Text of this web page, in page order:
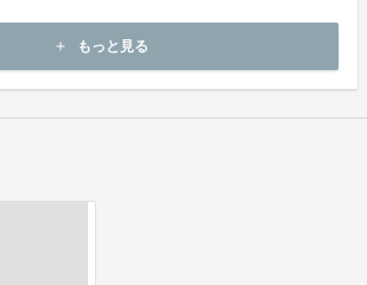
は、商品到着後14日以内に弊社までご連絡い
ら対応方法をお客様宛にご連絡致します。
add もっと見る